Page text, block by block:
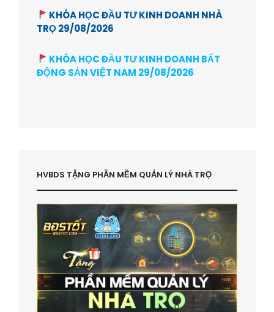
KHÓA HỌC ĐẦU TƯ KINH DOANH NHÀ
TRỌ 29/08/2026
KHÓA HỌC ĐẦU TƯ KINH DOANH BẤT
ĐỘNG SẢN VIỆT NAM 29/08/2026
HVBDS TẶNG PHẦN MỀM QUẢN LÝ NHÀ TRỌ